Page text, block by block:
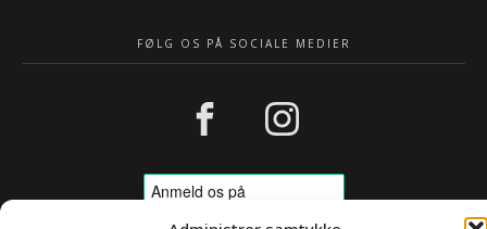
FØLG OS PÅ SOCIALE MEDIER